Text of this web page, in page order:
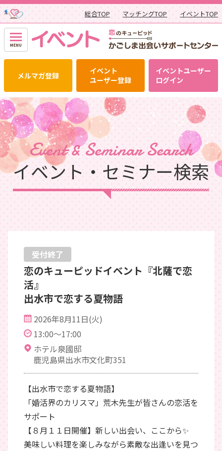
総合TOP マッチングTOP イベントTOP
メルマガ登録
イベント
ユーザー登録
イベントユーザー
ログイン
Event & Seminar Search
イベント・セミナー検索
受付終了
恋のキューピッドイベント『北薩で恋
活』
出水市で恋する夏物語
2026年8月11日(火)
13:00～17:00
ホテル泉國邸
鹿児島県出水市文化町351
【出水市で恋する夏物語】
「婚活界のカリスマ」荒木先生が皆さんの恋活を
サポート
【８月１１日開催】新しい出会い、ここから✨
美味しい料理を楽しみながら素敵な出逢いを見つ